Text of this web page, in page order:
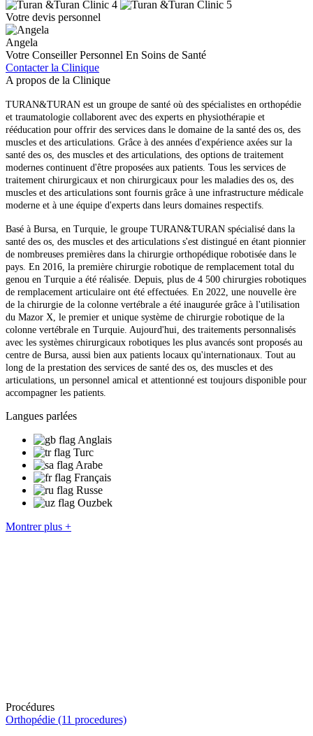
Votre devis personnel
Angela
Votre Conseiller Personnel En Soins de Santé
Contacter la Clinique
A propos de la Clinique
TURAN&TURAN est un groupe de santé où des spécialistes en orthopédie
et traumatologie collaborent avec des experts en physiothérapie et
rééducation pour offrir des services dans le domaine de la santé des os, des
muscles et des articulations. Grâce à des années d'expérience axées sur la
santé des os, des muscles et des articulations, des options de traitement
modernes continuent d'être proposées aux patients. Tous les services de
traitement chirurgicaux et non chirurgicaux pour les maladies des os, des
muscles et des articulations sont fournis grâce à une infrastructure médicale
moderne et à une équipe d'experts dans leurs domaines respectifs.
Basé à Bursa, en Turquie, le groupe TURAN&TURAN spécialisé dans la
santé des os, des muscles et des articulations s'est distingué en étant pionnier
de nombreuses premières dans la chirurgie orthopédique robotisée dans le
pays. En 2016, la première chirurgie robotique de remplacement total du
genou en Turquie a été réalisée. Depuis, plus de 4 500 chirurgies robotiques
de remplacement articulaire ont été effectuées. En 2022, une nouvelle ère
de la chirurgie de la colonne vertébrale a été inaugurée grâce à l'utilisation
du Mazor X, le premier et unique système de chirurgie robotique de la
colonne vertébrale en Turquie. Aujourd'hui, des traitements personnalisés
avec les systèmes chirurgicaux robotiques les plus avancés sont proposés au
centre de Bursa, aussi bien aux patients locaux qu'internationaux. Tout au
long de la prestation des services de santé des os, des muscles et des
articulations, un personnel amical et attentionné est toujours disponible pour
accompagner les patients.
Langues parlées
Anglais
Turc
Arabe
Français
Russe
Ouzbek
Montrer plus +
Procédures
Orthopédie (11 procedures)